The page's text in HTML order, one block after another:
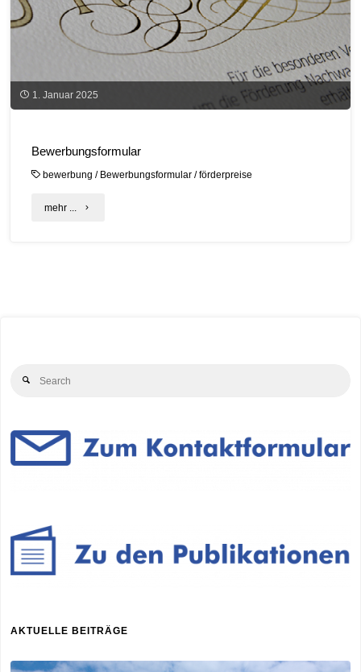
1. Januar 2025
Bewerbungsformular
bewerbung / Bewerbungsformular /förderpreise
mehr ... "Bewerbungsformular"
Search
AKTUELLE BEITRÄGE